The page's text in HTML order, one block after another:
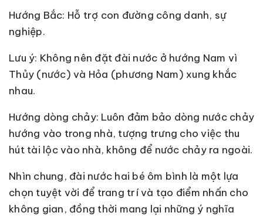
Hướng Bắc: Hỗ trợ con đường công danh, sự
nghiệp.
Lưu ý: Không nên đặt đài nước ở hướng Nam vì
Thủy (nước) và Hỏa (phương Nam) xung khắc
nhau.
Hướng dòng chảy: Luôn đảm bảo dòng nước chảy
hướng vào trong nhà, tượng trưng cho việc thu
hút tài lộc vào nhà, không để nước chảy ra ngoài.
Nhìn chung, đài nước hai bé ôm bình là một lựa
chọn tuyệt vời để trang trí và tạo điểm nhấn cho
không gian, đồng thời mang lại những ý nghĩa